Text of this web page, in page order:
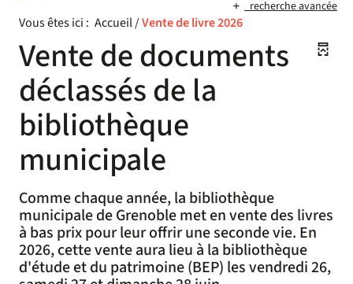
recherche avancée
Vous êtes ici : Accueil/Vente de livre 2026
Vente de documents
déclassés de la
bibliothèque
municipale
Comme chaque année, la bibliothèque
municipale de Grenoble met en vente des livres
à bas prix pour leur offrir une seconde vie. En
2026, cette vente aura lieu à la bibliothèque
d'étude et du patrimoine (BEP) les vendredi 26,